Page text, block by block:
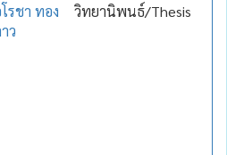
รชา ทอง
ว
วิทยานิพนธ์/Thesis